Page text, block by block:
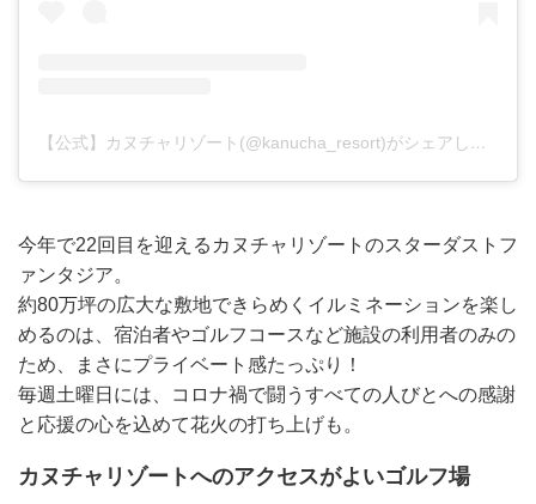
【公式】カヌチャリゾート(@kanucha_resort)がシェアした投稿
今年で22回目を迎えるカヌチャリゾートのスターダストフ
ァンタジア。
約80万坪の広大な敷地できらめくイルミネーションを楽し
めるのは、宿泊者やゴルフコースなど施設の利用者のみの
ため、まさにプライベート感たっぷり！
毎週土曜日には、コロナ禍で闘うすべての人びとへの感謝
と応援の心を込めて花火の打ち上げも。
カヌチャリゾートへのアクセスがよいゴルフ場